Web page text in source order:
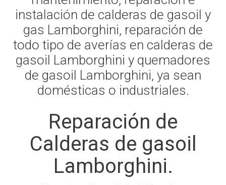
instalación de calderas de gasoil y
gas Lamborghini, reparación de
todo tipo de averías en calderas de
gasoil Lamborghini y quemadores
de gasoil Lamborghini, ya sean
domésticas o industriales.
Reparación de
Calderas de gasoil
Lamborghini.